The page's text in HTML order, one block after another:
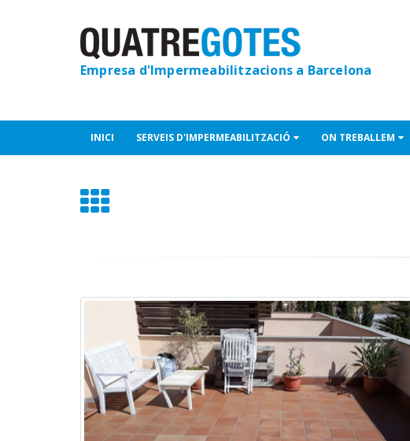
Empresa d'Impermeabilitzacions a Barcelona
INICI SERVEIS D'IMPERMEABILITZACIÓ ON TREBALLEM